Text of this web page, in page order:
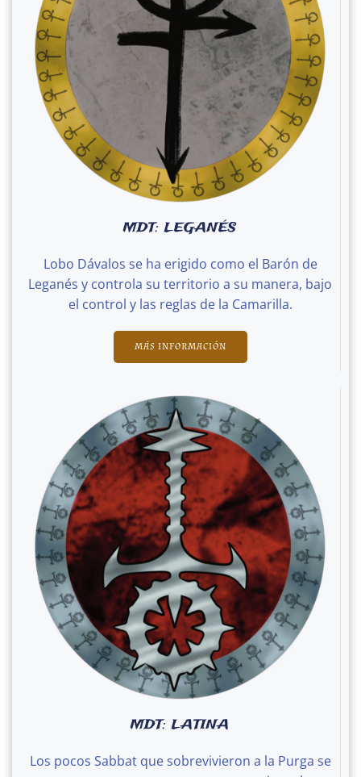
MDT: LEGANÉS
Lobo Dávalos se ha erigido como el Barón de
Leganés y controla su territorio a su manera, bajo
el control y las reglas de la Camarilla.
MÁS INFORMACIÓN
MDT: LATINA
Los pocos Sabbat que sobrevivieron a la Purga se